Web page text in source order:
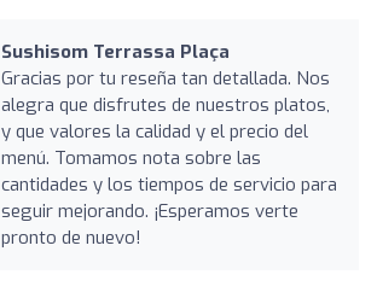
Sushisom Terrassa Plaça
Gracias por tu reseña tan detallada. Nos
alegra que disfrutes de nuestros platos,
y que valores la calidad y el precio del
menú. Tomamos nota sobre las
cantidades y los tiempos de servicio para
seguir mejorando. ¡Esperamos verte
pronto de nuevo!